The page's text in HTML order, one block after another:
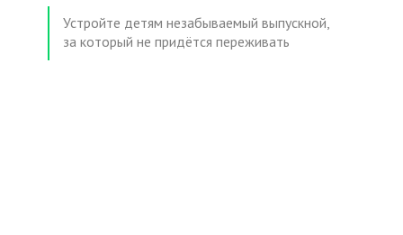
Устройте детям незабываемый выпускной,
за который не придётся переживать